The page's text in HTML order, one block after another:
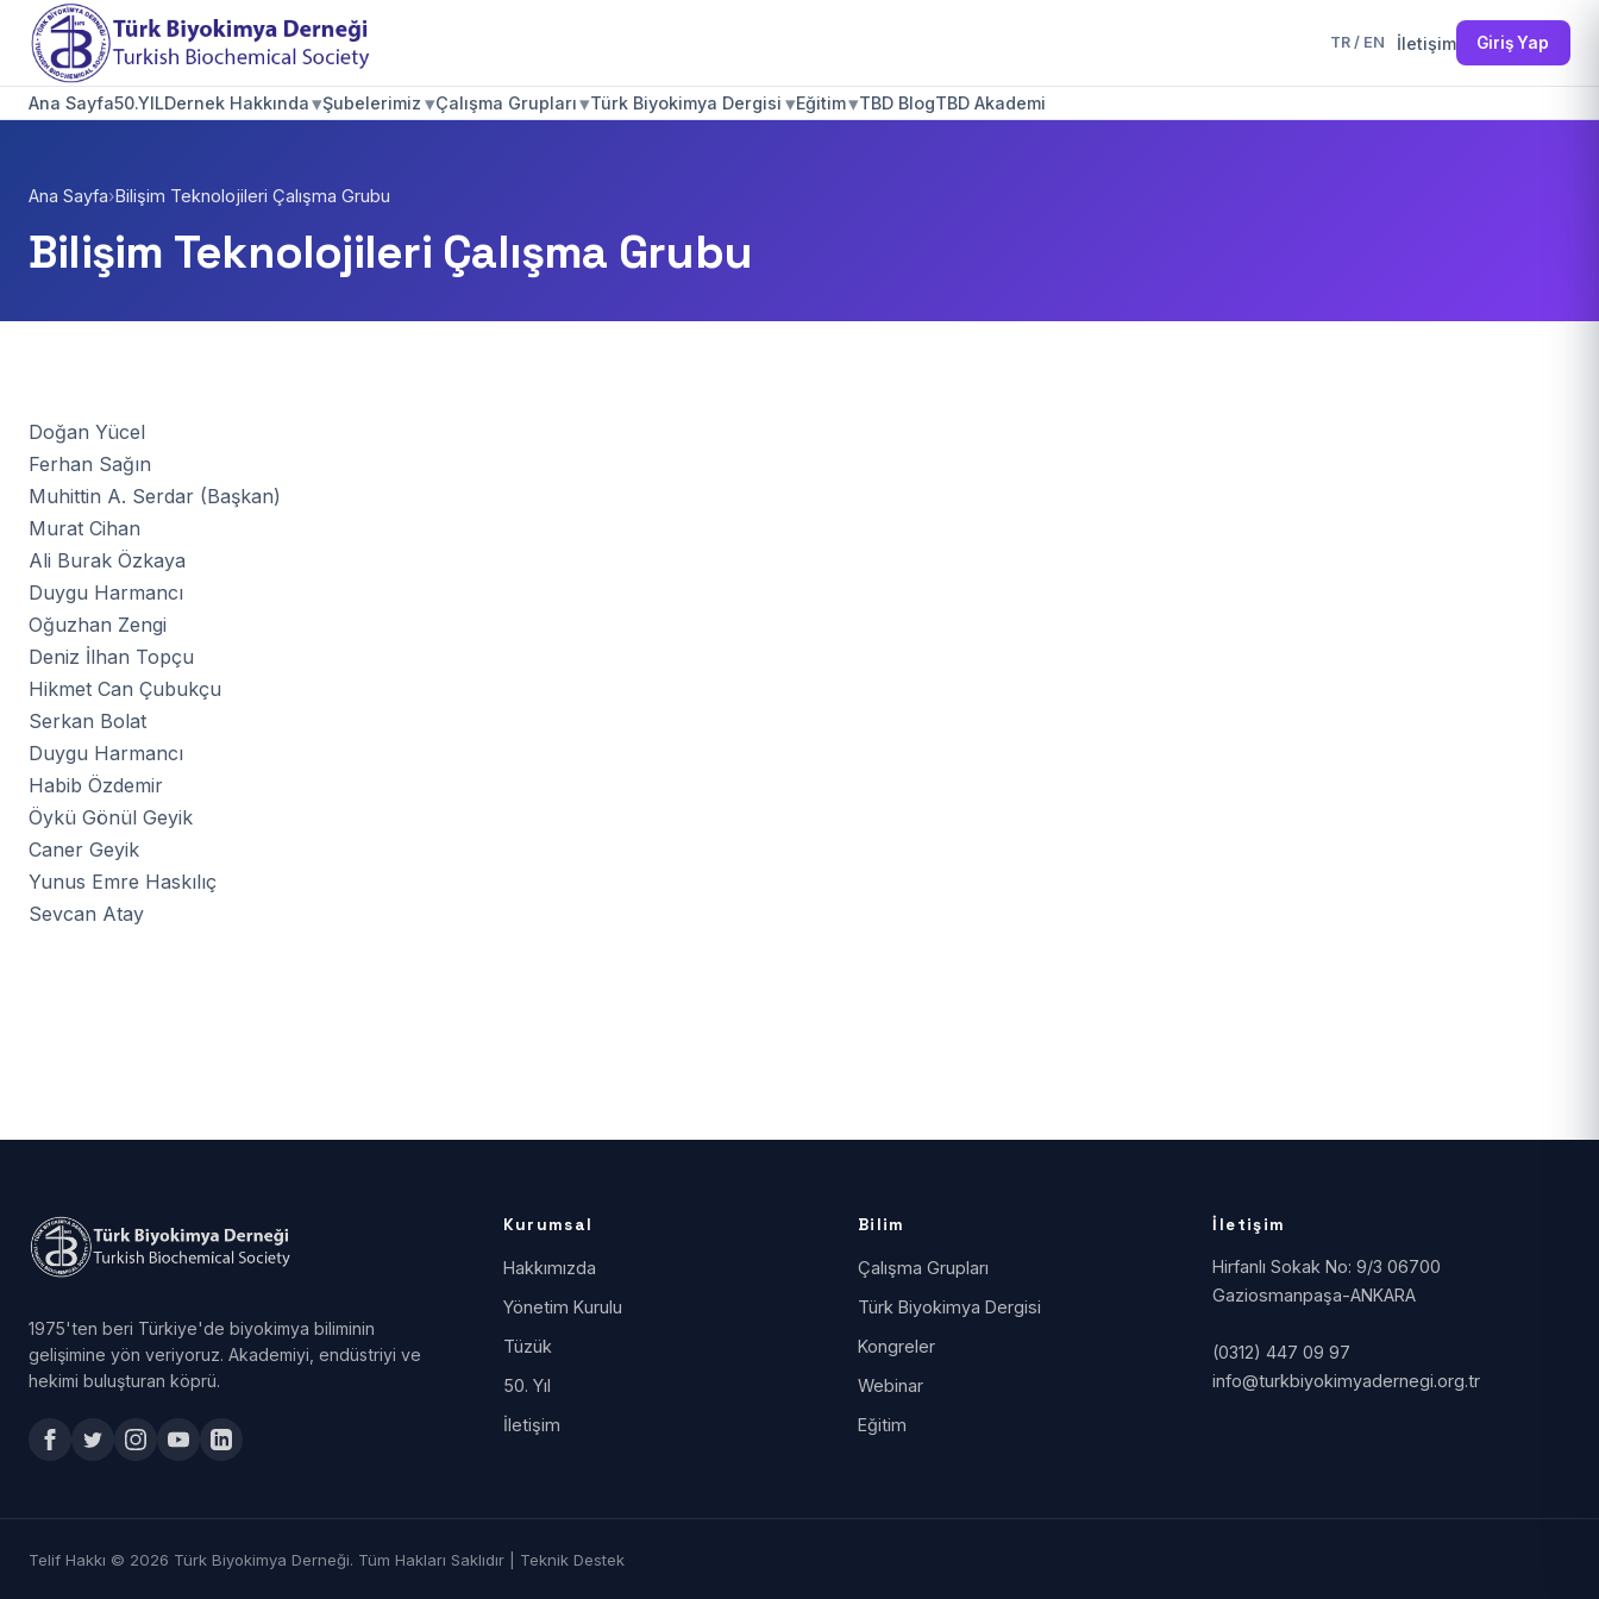
TR / EN İletişim Giriş Yap
Ana Sayfa50.YILDernek Hakkında▾Şubelerimiz ▾Çalışma Grupları▾Türk Biyokimya Dergisi ▾Eğitim▾TBD BlogTBD Akademi
Ana Sayfa›Bilişim Teknolojileri Çalışma Grubu
Bilişim Teknolojileri Çalışma Grubu
Doğan Yücel
Ferhan Sağın
Muhittin A. Serdar (Başkan)
Murat Cihan
Ali Burak Özkaya
Duygu Harmancı
Oğuzhan Zengi
Deniz İlhan Topçu
Hikmet Can Çubukçu
Serkan Bolat
Duygu Harmancı
Habib Özdemir
Öykü Gönül Geyik
Caner Geyik
Yunus Emre Haskılıç
Sevcan Atay
1975'ten beri Türkiye'de biyokimya biliminin
gelişimine yön veriyoruz. Akademiyi, endüstriyi ve
hekimi buluşturan köprü.
Kurumsal
Hakkımızda
Yönetim Kurulu
Tüzük
50. Yıl
İletişim
Bilim
Çalışma Grupları
Türk Biyokimya Dergisi
Kongreler
Webinar
Eğitim
İletişim
Hirfanlı Sokak No: 9/3 06700
Gaziosmanpaşa-ANKARA
(0312) 447 09 97
info@turkbiyokimyadernegi.org.tr
Telif Hakkı © 2026 Türk Biyokimya Derneği. Tüm Hakları Saklıdır | Teknik Destek